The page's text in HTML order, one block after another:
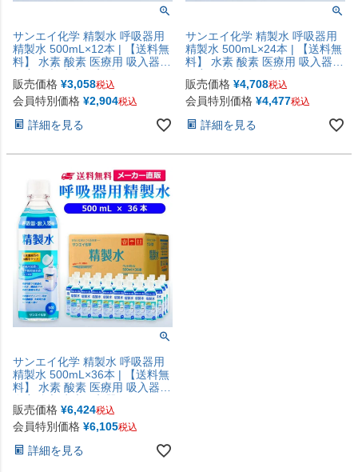
サンエイ化学 精製水 呼吸器用
精製水 500mL×12本 | 【送料無
料】 水素 酸素 医療用 吸入器
ーパップ 睡眠時 無呼吸症候群
SAS チャンバー 鼻うがい スチ
製水 純水 蒸留水 イオン交換水
販売価格 ¥3,058税込
会員特別価格 ¥2,904税込
詳細を見る
サンエイ化学 精製水 呼吸器用
精製水 500mL×24本 | 【送料無
料】 水素 酸素 医療用 吸入器
ーパップ 睡眠時 無呼吸症候群
SAS チャンバー 鼻うがい スチ
製水 純水 蒸留水 イオン交換水
販売価格 ¥4,708税込
会員特別価格 ¥4,477税込
詳細を見る
サンエイ化学 精製水 呼吸器用
精製水 500mL×36本 | 【送料無
料】 水素 酸素 医療用 吸入器
ーパップ 睡眠時 無呼吸症候群
SAS チャンバー 鼻うがい スチ
製水 純水 蒸留水 イオン交換水
販売価格 ¥6,424税込
会員特別価格 ¥6,105税込
詳細を見る